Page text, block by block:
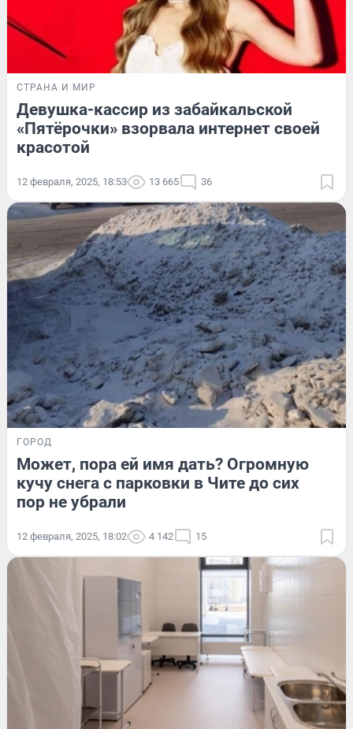
СТРАНА И МИР
Девушка-кассир из забайкальской
«Пятёрочки» взорвала интернет своей
красотой
12 февраля, 2025, 18:53 13 665 36
ГОРОД
Может, пора ей имя дать? Огромную
кучу снега с парковки в Чите до сих
пор не убрали
12 февраля, 2025, 18:02 4 142 15